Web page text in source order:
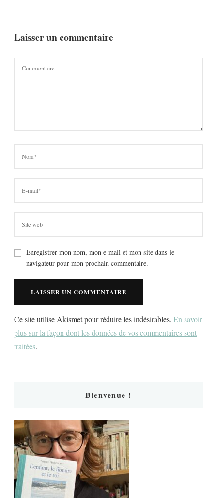
Laisser un commentaire
Enregistrer mon nom, mon e-mail et mon site dans le
navigateur pour mon prochain commentaire.
Ce site utilise Akismet pour réduire les indésirables. En savoir
plus sur la façon dont les données de vos commentaires sont
traitées.
Bienvenue !